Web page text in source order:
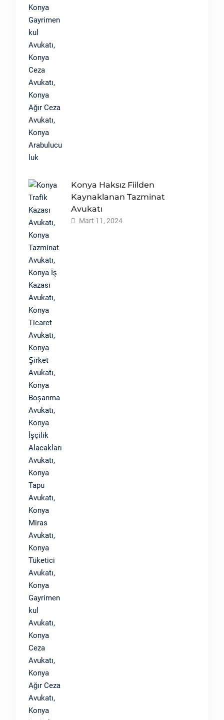
Konya Haksız Fiilden
Kaynaklanan Tazminat
Avukatı
Mart 11, 2024